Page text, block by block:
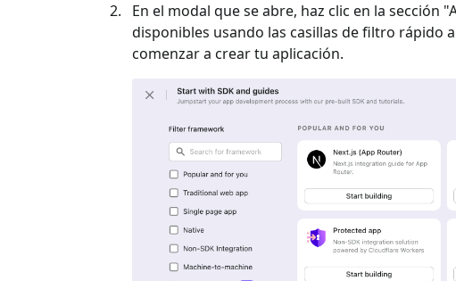
En el modal que se abre, haz clic en la sección "
disponibles usando las casillas de filtro rápido
comenzar a crear tu aplicación.